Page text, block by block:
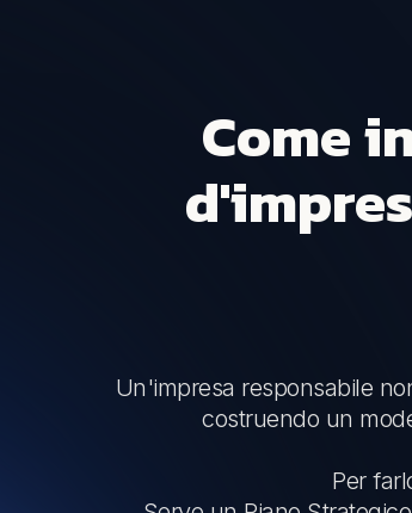
Come
Un'impresa responsabile
costruendo un
Per